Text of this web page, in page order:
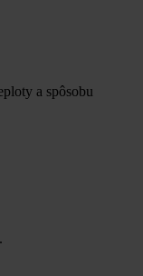
a spôsobu